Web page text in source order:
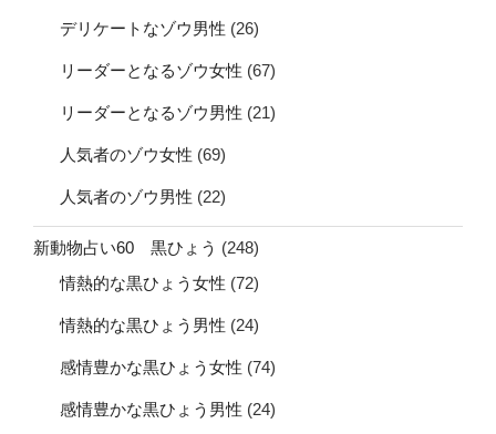
デリケートなゾウ男性 (26)
リーダーとなるゾウ女性 (67)
リーダーとなるゾウ男性 (21)
人気者のゾウ女性 (69)
人気者のゾウ男性 (22)
新動物占い60 黒ひょう (248)
情熱的な黒ひょう女性 (72)
情熱的な黒ひょう男性 (24)
感情豊かな黒ひょう女性 (74)
感情豊かな黒ひょう男性 (24)